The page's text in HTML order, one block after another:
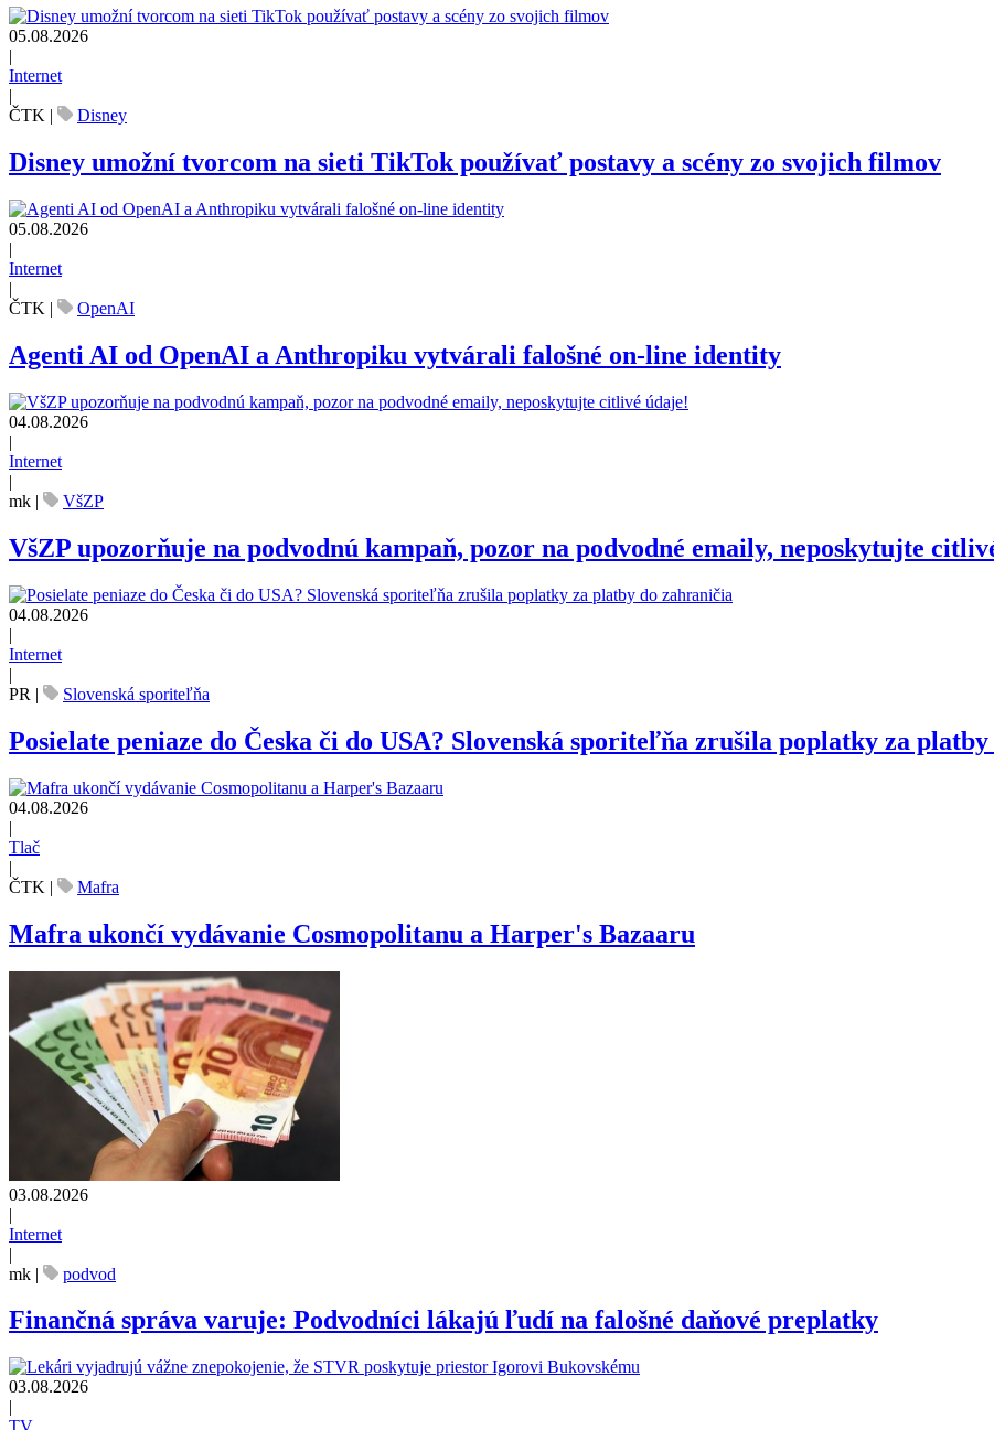
05.08.2026
Internet
ČTK
Disney
Disney umožní tvorcom na sieti TikTok používať postavy a scény zo svojich filmov
05.08.2026
|
Internet
|
ČTK | OpenAI
Agenti AI od OpenAI a Anthropiku vytvárali falošné on-line identity
04.08.2026
|
Internet
|
mk | VšZP
VšZP upozorňuje na podvodnú kampaň, pozor na podvodné emaily, neposkytujte
04.08.2026
|
Internet
|
PR | Slovenská sporiteľňa
Posielate peniaze do Česka či do USA? Slovenská sporiteľňa zrušila poplatky za
04.08.2026
|
Tlač
|
ČTK | Mafra
Mafra ukončí vydávanie Cosmopolitanu a Harper's Bazaaru
03.08.2026
|
Internet
|
mk | podvod
Finančná správa varuje: Podvodníci lákajú ľudí na falošné daňové preplatky
03.08.2026
|